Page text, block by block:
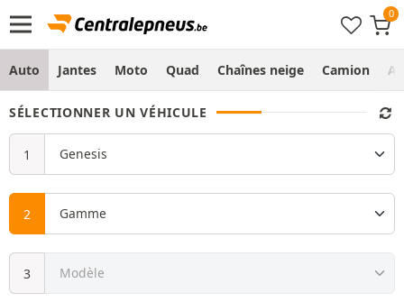
Auto Jantes Moto Quad Chaînes neige Camion
SÉLECTIONNER UN VÉHICULE